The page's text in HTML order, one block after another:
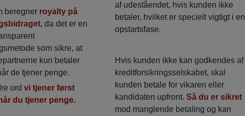
beregnerroyalty på
da det er en
som sikre, at
kun betaler
de tjener penge.
ord vi tjener først
du tjener penge.
af udeståendet, hvis kunden ikke
betaler, hvilket er specielt vigtigt i en
opstartsfase.
Hvis kunden ikke kan godkendes af
kreditforsikringsselskabet, skal
kunden betale for vikaren eller
kandidaten upfront. Så du er sikret
mod manglende betaling og kan